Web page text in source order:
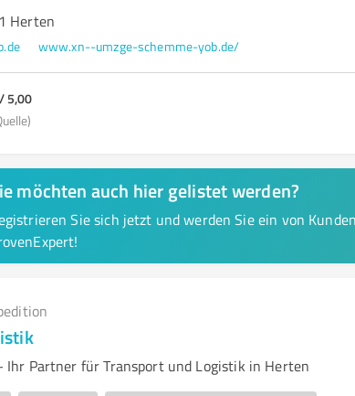
Herten
www.xn--umzge-schemme-yob.de/
5,00
möchten auch hier gelistet werden?
Sie sich jetzt und werden Sie ein von
Partner für Transport und Logistik in Herten